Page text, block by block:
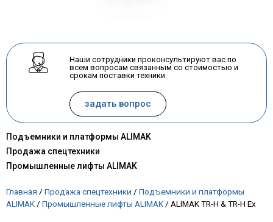
Наши сотрудники проконсультируют вас по
всем вопросам связанным со стоимостью и
срокам поставки техники
задать вопрос
Подъемники и платформы ALIMAK
Продажа спецтехники
Промышленные лифты ALIMAK
Главная / Продажа спецтехники / Подъемники и платформы
ALIMAK/ Промышленные лифты ALIMAK/ ALIMAK TR-H & TR-H Ex